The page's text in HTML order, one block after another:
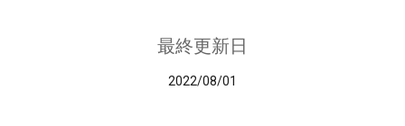
最終更新日
2022/08/01